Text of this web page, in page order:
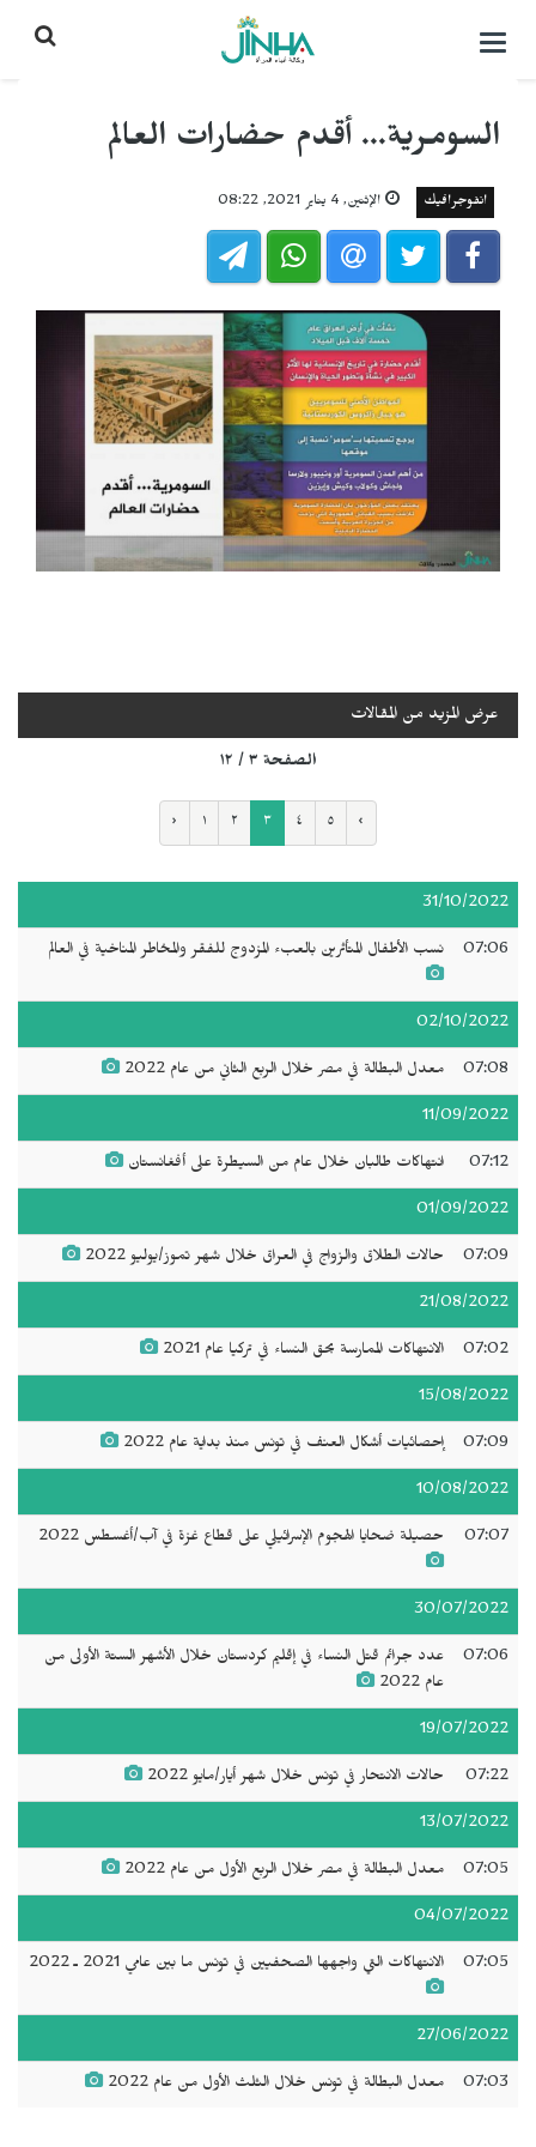
التحكم
السومرية... أقدم حضارات العالم
انفوجرافيك الإثنين, 4 يناير 2021, 08:22
عرض المزيد من المقالات
الصفحة ٣ / ١٢
‹ ١ ٢ ٣ ٤ ٥ ›
31/10/2022
07:06 نسب الأطفال المتأثرين بالعبء المزدوج للفقر والمخاطر المناخية في العالم
02/10/2022
07:08 معدل البطالة في مصر خلال الربع الثاني من عام 2022
11/09/2022
07:12 انتهاكات طالبان خلال عام من السيطرة على أفغانستان
01/09/2022
07:09 حالات الطلاق والزواج في العراق خلال شهر تموز/يوليو 2022
21/08/2022
07:02 الانتهاكات الممارسة بحق النساء في تركيا عام 2021
15/08/2022
07:09 إحصائيات أشكال العنف في تونس منذ بداية عام 2022
10/08/2022
07:07 حصيلة ضحايا الهجوم الإسرائيلي على قطاع غزة في آب/أغسطس 2022
30/07/2022
07:06
عدد جرائم قتل النساء في إقليم كردستان خلال الأشهر الستة الأولى من
عام 2022
19/07/2022
07:22 حالات الانتحار في تونس خلال شهر أيار/مايو 2022
13/07/2022
07:05 معدل البطالة في مصر خلال الربع الأول من عام 2022
04/07/2022
07:05 الانتهاكات التي واجهها الصحفيين في تونس ما بين عامي 2021 ـ 2022
27/06/2022
07:03 معدل البطالة في تونس خلال الثلث الأول من عام 2022